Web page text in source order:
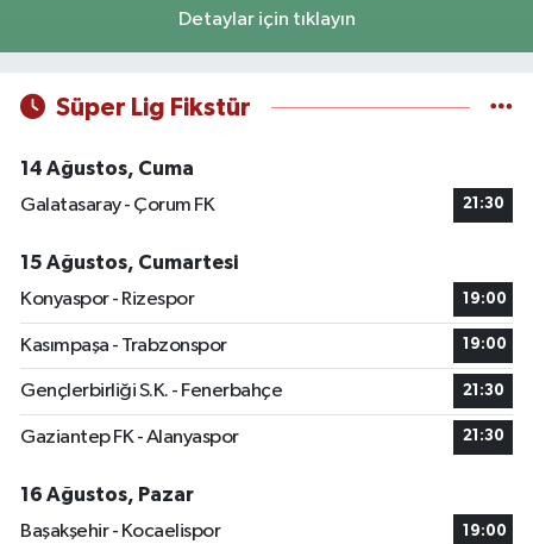
Detaylar için tıklayın
Süper Lig Fikstür
14 Ağustos, Cuma
Galatasaray - Çorum FK
21:30
15 Ağustos, Cumartesi
Konyaspor - Rizespor
19:00
Kasımpaşa - Trabzonspor 19:00
Gençlerbirliği S.K. - Fenerbahçe 21:30
Gaziantep FK - Alanyaspor 21:30
16 Ağustos, Pazar
Başakşehir - Kocaelispor
19:00